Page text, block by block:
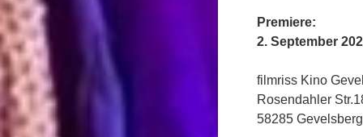
Premiere:
2. September
filmriss Kino
Rosendahler
58285 Gevelsberg